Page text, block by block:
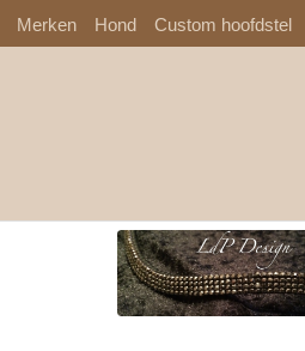
Merken Hond Custom hoofdstel